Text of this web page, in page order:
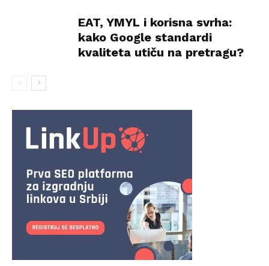
EAT, YMYL i korisna svrha:
kako Google standardi
kvaliteta utiču na pretragu?